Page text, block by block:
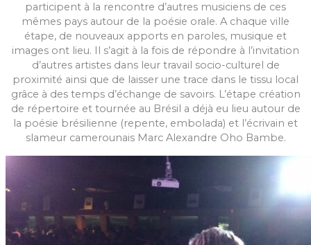
participent à la rencontre d’autres musiciens de ces
mêmes pays autour de la poésie orale. A chaque ville
étape, de nouveaux apports en paroles, musique et
images ont lieu. Il s’agit à la fois de répondre à l’invitation
d’autres artistes dans leur travail socio-culturel de
proximité ainsi que de laisser une trace dans le tissu local
grâce à des temps d’échange de savoirs. L’étape création
de répertoire et tournée au Brésil a déjà eu lieu autour de
la poésie brésilienne (repente, embolada) et l’écrivain et
slameur camerounais Marc Alexandre Oho Bambe.